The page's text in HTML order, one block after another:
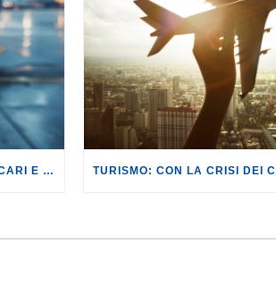
TURISMO: CANCELLAZIONI, RINCARI E MAGGIORAZIONI DI VOLI E PRENOTAZIONI.